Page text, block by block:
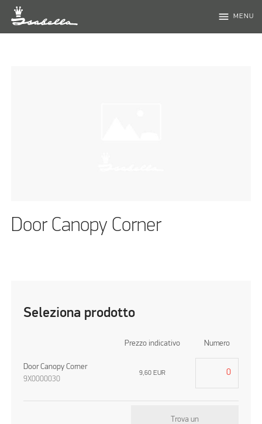
menu MENU
Door Canopy Corner
Seleziona prodotto
Prezzo indicativo Numero
Door Canopy Corner
9X0000030
9,60 EUR
Trova un